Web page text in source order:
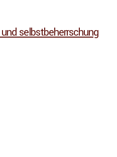
selbstbeherrschung